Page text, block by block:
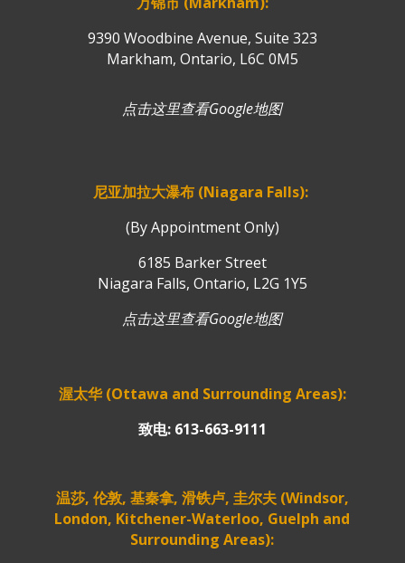
9390 Woodbine Avenue, Suite 323
Markham, Ontario, L6C 0M5
点击这里查看Google地图
尼亚加拉大瀑布 (Niagara Falls):
(By Appointment Only)
6185 Barker Street
Niagara Falls, Ontario, L2G 1Y5
点击这里查看Google地图
渥太华 (Ottawa and Surrounding Areas):
致电: 613-663-9111
温莎, 伦敦, 基秦拿, 滑铁卢, 圭尔夫 (Windsor,
London, Kitchener-Waterloo, Guelph and
Surrounding Areas):